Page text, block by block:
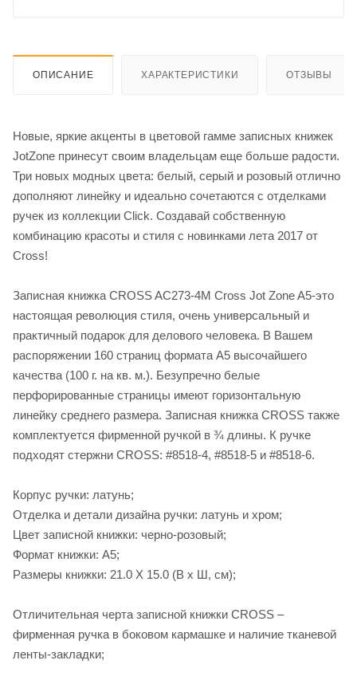
ОПИСАНИЕ ХАРАКТЕРИСТИКИ ОТЗЫВЫ
Новые, яркие акценты в цветовой гамме записных книжек
JotZone принесут своим владельцам еще больше радости.
Три новых модных цвета: белый, серый и розовый отлично
дополняют линейку и идеально сочетаются с отделками
ручек из коллекции Click. Создавай собственную
комбинацию красоты и стиля с новинками лета 2017 от
Cross!
Записная книжка СROSS AC273-4M Cross Jot Zone A5-это
настоящая революция стиля, очень универсальный и
практичный подарок для делового человека. В Вашем
распоряжении 160 страниц формата А5 высочайшего
качества (100 г. на кв. м.). Безупречно белые
перфорированные страницы имеют горизонтальную
линейку среднего размера. Записная книжка СROSS также
комплектуется фирменной ручкой в ¾ длины. К ручке
подходят стержни CROSS: #8518-4, #8518-5 и #8518-6.
Корпус ручки: латунь;
Отделка и детали дизайна ручки: латунь и хром;
Цвет записной книжки: черно-розовый;
Формат книжки: А5;
Размеры книжки: 21.0 Х 15.0 (В х Ш, см);
Отличительная черта записной книжки CROSS –
фирменная ручка в боковом кармашке и наличие тканевой
ленты-закладки;